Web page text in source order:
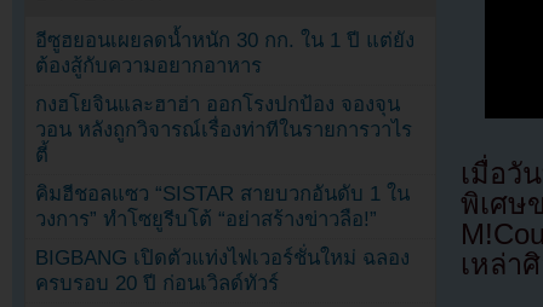
เมื่อวั
พิเศ
เหล่า
อีซูฮยอนเผยลดน้ำหนัก 30 กก. ใน 1 ปี แต่ยัง
ต้องสู้กับความอยากอาหาร
กงฮโยจินและฮาฮ่า ออกโรงปกป้อง จองจุน
วอน หลังถูกวิจารณ์เรื่องท่าทีในรายการวาไร
ตี้
คิมฮีชอลแซว “SISTAR สายบวกอันดับ 1 ใน
วงการ” ทำโซยูรีบโต้ “อย่าสร้างข่าวลือ!”
BIGBANG เปิดตัวแท่งไฟเวอร์ชั่นใหม่ ฉลอง
ครบรอบ 20 ปี ก่อนเวิลด์ทัวร์